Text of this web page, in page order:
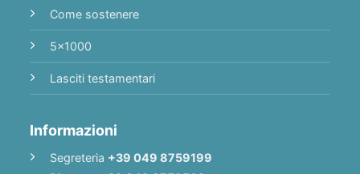
Come sostenere
5x1000
Lasciti testamentari
Informazioni
Segreteria +39 049 8759199